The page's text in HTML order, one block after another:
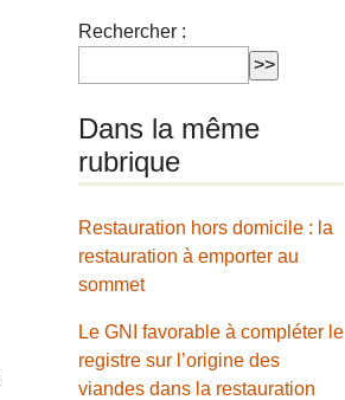
Rechercher :
Dans la même
rubrique
Restauration hors domicile : la
restauration à emporter au
sommet
Le GNI favorable à compléter le
registre sur l’origine des
viandes dans la restauration